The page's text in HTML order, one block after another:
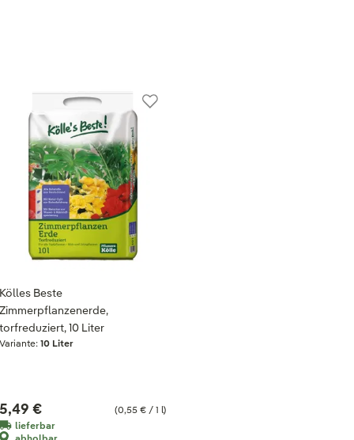
Kölles Beste
Zimmerpflanzenerde,
torfreduziert, 10 Liter
Variante:10 Liter
(0,55 € / 1 l)
5,49 €
lieferbar